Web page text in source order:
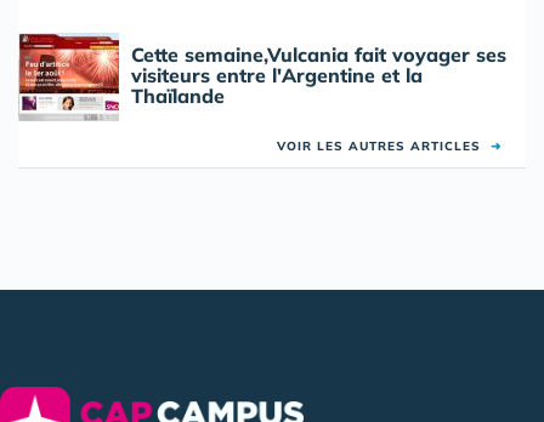
Cette semaine,Vulcania fait voyager ses
visiteurs entre l'Argentine et la
Thaïlande
VOIR LES AUTRES ARTICLES ➜